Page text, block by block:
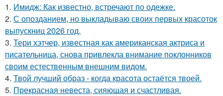
1. Имидж: Как известно, встречают по одежке.
2. С опозданием, но выкладываю своих первых красоток
выпускниц 2026 год.
3. Тери хэтчер, известная как американская актриса и
писательница, снова привлекла внимание поклонников
своим естественным внешним видом.
4. Твой лучший образ - когда красота остаётся твоей.
5. Прекрасная невеста, сияющая и счастливая.